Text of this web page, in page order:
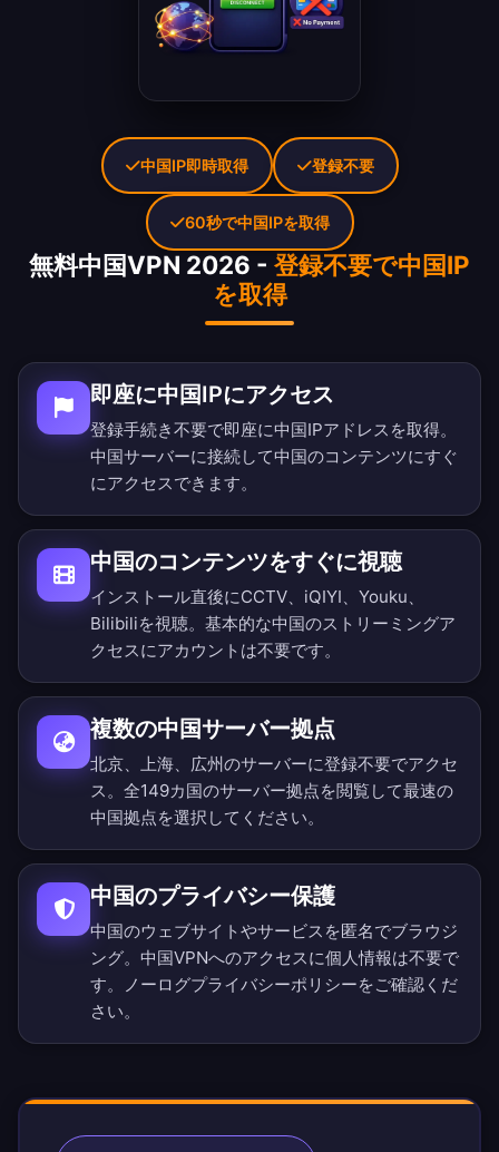
無料中国VPN 2026 - 登録不要で中国IP
を取得
即座に中国IPにアクセス
登録手続き不要で即座に中国IPアドレスを取得。
中国サーバーに接続して中国のコンテンツにすぐ
にアクセスできます。
中国のコンテンツをすぐに視聴
インストール直後にCCTV、iQIYI、Youku、
Bilibiliを視聴。基本的な中国のストリーミングア
クセスにアカウントは不要です。
複数の中国サーバー拠点
北京、上海、広州のサーバーに登録不要でアクセ
ス。 全149カ国のサーバー拠点を閲覧 して最速の
中国拠点を選択してください。
中国のプライバシー保護
中国のウェブサイトやサービスを匿名でブラウジ
ング。中国VPNへのアクセスに個人情報は不要で
す。
ノーログプライバシーポリシーをご確認くだ
さい。
中国IP即時取得 登録不要
60秒で中国IPを取得